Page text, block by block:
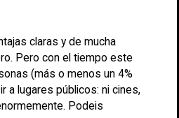
claras y de mucha
Pero con el tiempo este
(más o menos un 4%
a lugares públicos: ni cines,
Podeis